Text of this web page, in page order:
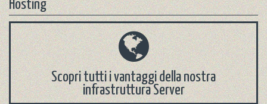
Hosting
Scopri tutti i vantaggi della nostra
infrastruttura Server